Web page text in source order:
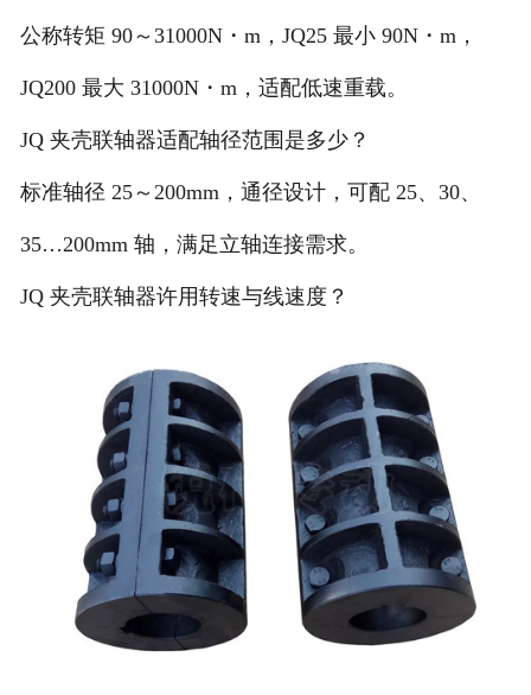
公称转矩 90～31000N・m，JQ25 最小 90N・m，
JQ200 最大 31000N・m，适配低速重载。
JQ 夹壳联轴器适配轴径范围是多少？
标准轴径 25～200mm，通径设计，可配 25、30、
35…200mm 轴，满足立轴连接需求。
JQ 夹壳联轴器许用转速与线速度？